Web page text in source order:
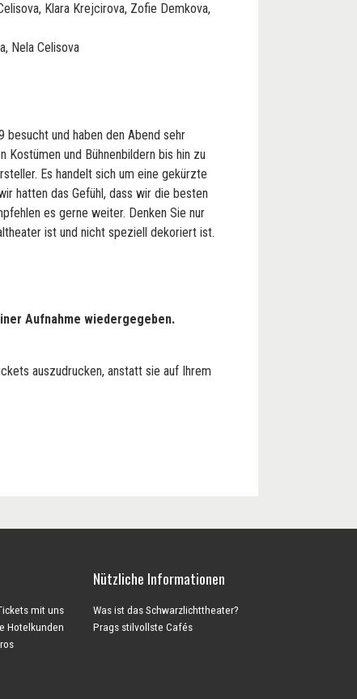
Klara Krejcirova, Zofie Demkova,
Nela Celisova
besucht und haben den Abend sehr
Kostümen und Bühnenbildern bis hin zu
Es handelt sich um eine gekürzte
hatten das Gefühl, dass wir die besten
es gerne weiter. Denken Sie nur
ist und nicht speziell dekoriert ist.
Aufnahme wiedergegeben.
auszudrucken, anstatt sie auf Ihrem
mit uns
Hotelkunden
Nützliche Informationen
Was ist das Schwarzlichttheater?
Prags stilvollste Cafés